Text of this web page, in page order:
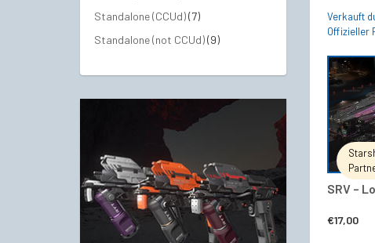
Verkauft
Offizieller
SRV –
€17,00
Standalone (CCUd)(7)
Standalone (not CCUd)(9)